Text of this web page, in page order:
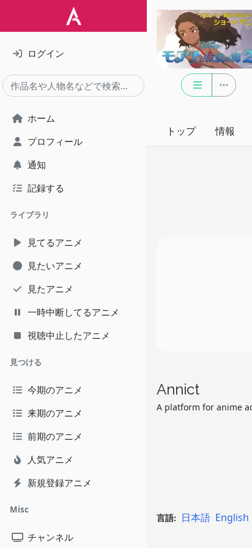
ログイン
ホーム
プロフィール
通知
記録する
ライブラリ
見てるアニメ
見たいアニメ
見たアニメ
一時中断してるアニメ
視聴中止したアニメ
見つける
今期のアニメ
来期のアニメ
前期のアニメ
人気アニメ
新規登録アニメ
Misc
チャンネル
トップ 情報
Annict
A platform for anime
言語: 日本語 English